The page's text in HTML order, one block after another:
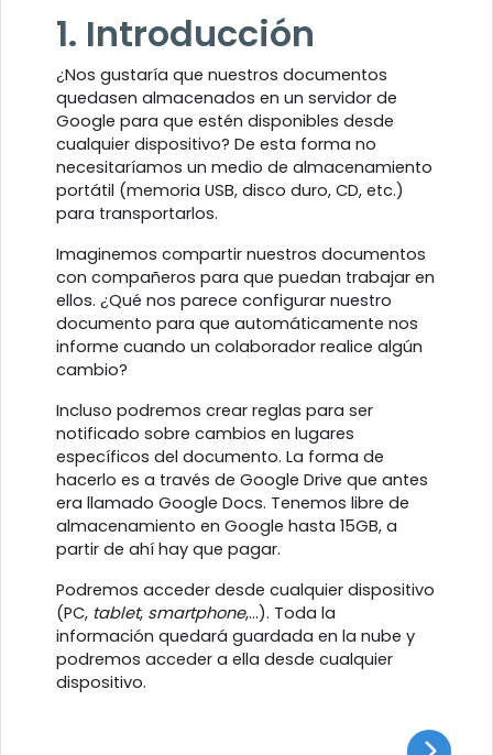
1. Introducción
¿Nos gustaría que nuestros documentos
quedasen almacenados en un servidor de
Google para que estén disponibles desde
cualquier dispositivo? De esta forma no
necesitaríamos un medio de almacenamiento
portátil (memoria USB, disco duro, CD, etc.)
para transportarlos.
Imaginemos compartir nuestros documentos
con compañeros para que puedan trabajar en
ellos. ¿Qué nos parece configurar nuestro
documento para que automáticamente nos
informe cuando un colaborador realice algún
cambio?
Incluso podremos crear reglas para ser
notificado sobre cambios en lugares
específicos del documento. La forma de
hacerlo es a través de Google Drive que antes
era llamado Google Docs. Tenemos libre de
almacenamiento en Google hasta 15GB, a
partir de ahí hay que pagar.
Podremos acceder desde cualquier dispositivo
(PC, tablet, smartphone,...). Toda la
información quedará guardada en la nube y
podremos acceder a ella desde cualquier
dispositivo.